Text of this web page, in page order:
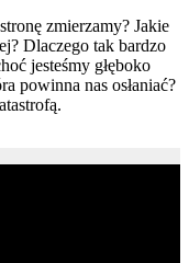
zmierzamy? Jakie
Dlaczego tak bardzo
jesteśmy głęboko
powinna nas osłaniać?